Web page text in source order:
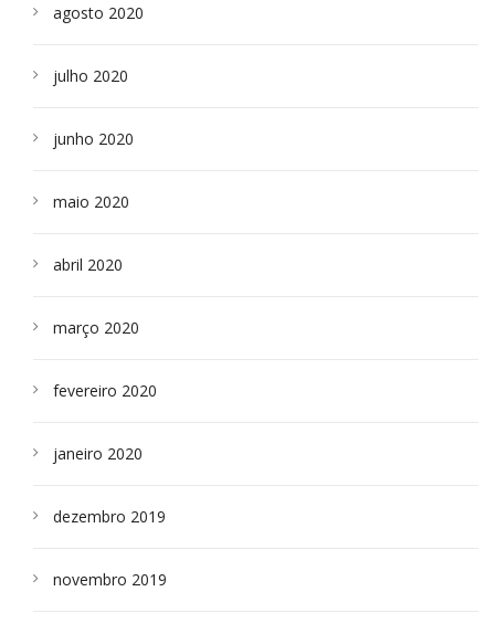
agosto 2020
julho 2020
junho 2020
maio 2020
abril 2020
março 2020
fevereiro 2020
janeiro 2020
dezembro 2019
novembro 2019